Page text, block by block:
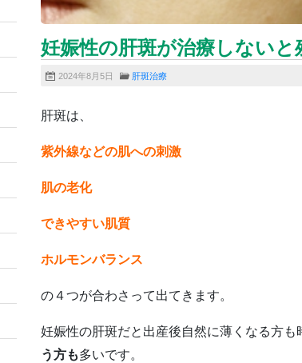
妊娠性の肝斑が治療しない
2024年8月5日 肝斑治療
肝斑は、
紫外線などの肌への刺激
肌の老化
できやすい肌質
ホルモンバランス
の４つが合わさって出てきます。
妊娠性の肝斑だと出産後自然に薄くなる方も
う方も多いです。